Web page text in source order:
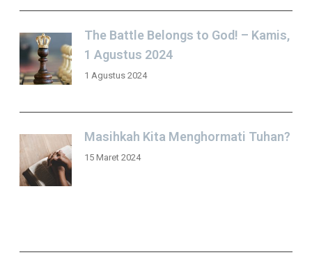
The Battle Belongs to God! – Kamis,
1 Agustus 2024
1 Agustus 2024
Masihkah Kita Menghormati Tuhan?
15 Maret 2024